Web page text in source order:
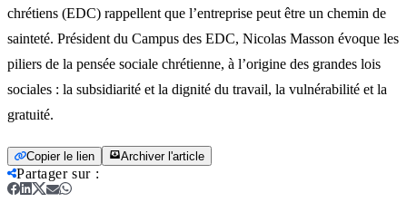
chrétiens (EDC) rappellent que l’entreprise peut être un chemin de
sainteté. Président du Campus des EDC, Nicolas Masson évoque les
piliers de la pensée sociale chrétienne, à l’origine des grandes lois
sociales : la subsidiarité et la dignité du travail, la vulnérabilité et la
gratuité.
Copier le lien Archiver l'article
Partager sur: